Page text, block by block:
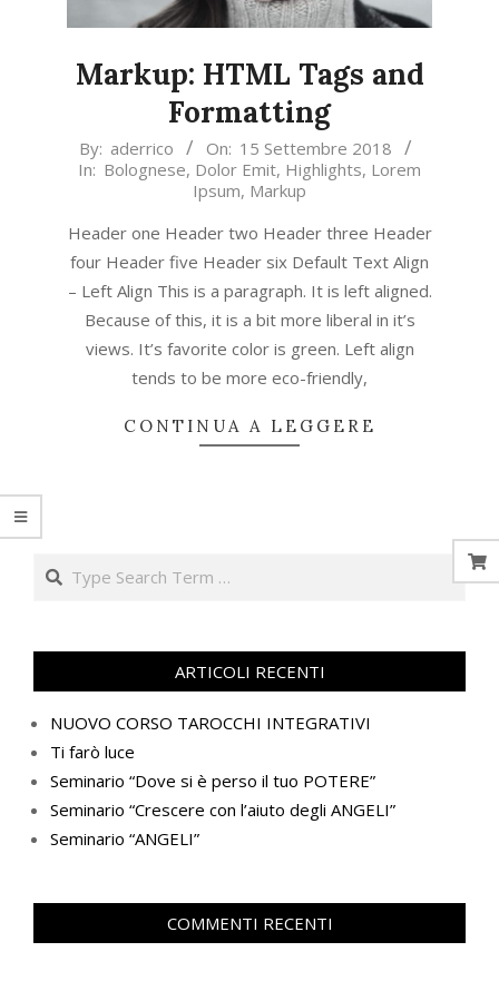
Markup: HTML Tags and
Formatting
2018-
09-
By: aderrico On: 15 Settembre 2018
In: Bolognese, Dolor Emit, Highlights, Lorem
Ipsum, Markup
Header one Header two Header three Header
four Header five Header six Default Text Align
– Left Align This is a paragraph. It is left aligned.
Because of this, it is a bit more liberal in it’s
views. It’s favorite color is green. Left align
tends to be more eco-friendly,
CONTINUA A LEGGERE
Search
ARTICOLI RECENTI
NUOVO CORSO TAROCCHI INTEGRATIVI
Ti farò luce
Seminario “Dove si è perso il tuo POTERE”
Seminario “Crescere con l’aiuto degli ANGELI”
Seminario “ANGELI”
COMMENTI RECENTI